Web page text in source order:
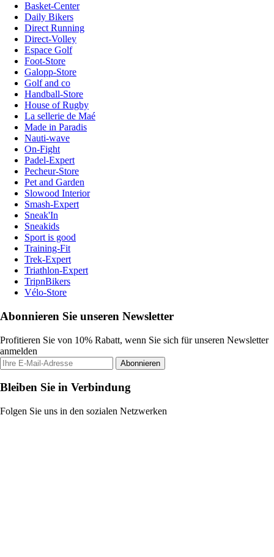
Basket-Center
Daily Bikers
Direct Running
Direct-Volley
Espace Golf
Foot-Store
Galopp-Store
Golf and co
Handball-Store
House of Rugby
La sellerie de Maé
Made in Paradis
Nauti-wave
On-Fight
Padel-Expert
Pecheur-Store
Pet and Garden
Slowood Interior
Smash-Expert
Sneak'In
Sneakids
Sport is good
Training-Fit
Trek-Expert
Triathlon-Expert
TripnBikers
Vélo-Store
Abonnieren Sie unseren Newsletter
Profitieren Sie von 10% Rabatt, wenn Sie sich für unseren Newsletter
anmelden
Abonnieren
Bleiben Sie in Verbindung
Folgen Sie uns in den sozialen Netzwerken